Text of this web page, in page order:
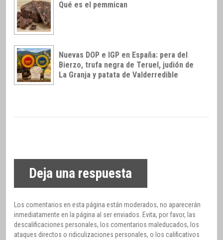
Qué es el pemmican
Nuevas DOP e IGP en España: pera del
Bierzo, trufa negra de Teruel, judión de
La Granja y patata de Valderredible
Deja una respuesta
Los comentarios en esta página están moderados, no aparecerán
inmediatamente en la página al ser enviados. Evita, por favor, las
descalificaciones personales, los comentarios maleducados, los
ataques directos o ridiculizaciones personales, o los calificativos